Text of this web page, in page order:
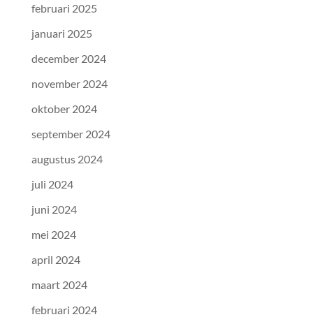
februari 2025
januari 2025
december 2024
november 2024
oktober 2024
september 2024
augustus 2024
juli 2024
juni 2024
mei 2024
april 2024
maart 2024
februari 2024